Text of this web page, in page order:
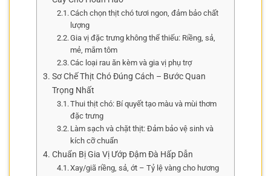
Cách chọn thịt chó tươi ngon, đảm bảo chất
lượng
Gia vị đặc trưng không thể thiếu: Riềng, sả,
mẻ, mắm tôm
Các loại rau ăn kèm và gia vị phụ trợ
Sơ Chế Thịt Chó Đúng Cách – Bước Quan
Trọng Nhất
Thui thịt chó: Bí quyết tạo màu và mùi thơm
đặc trưng
Làm sạch và chặt thịt: Đảm bảo vệ sinh và
kích cỡ chuẩn
Chuẩn Bị Gia Vị Ướp Đậm Đà Hấp Dẫn
Xay/giã riềng, sả, ớt – Tỷ lệ vàng cho hương